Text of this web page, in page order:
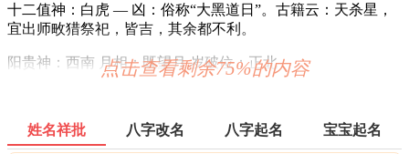
十二值神：白虎 — 凶：俗称“大黑道日”。古籍云：天杀星，
宜出师畋猎祭祀，皆吉，其余都不利。
阳贵神：西南 月相：既望月 岁破位：正北
喜神：东北 月令：乙未 日禄：寅命互禄
点击查看剩余75%的内容
姓名祥批 八字改名 八字起名 宝宝起名